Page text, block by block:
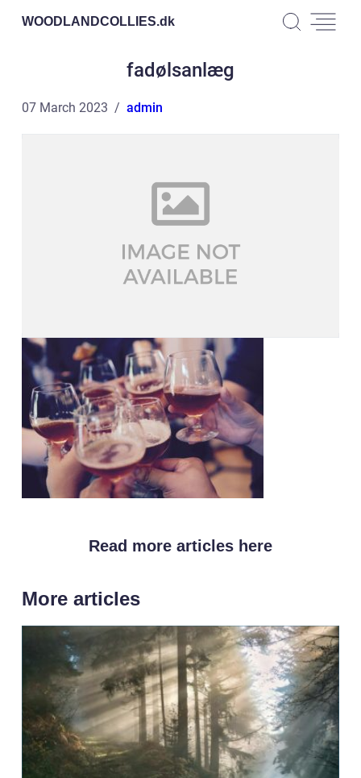
WOODLANDCOLLIES.dk
fadølsanlæg
07 March 2023 admin
Read more articles here
More articles